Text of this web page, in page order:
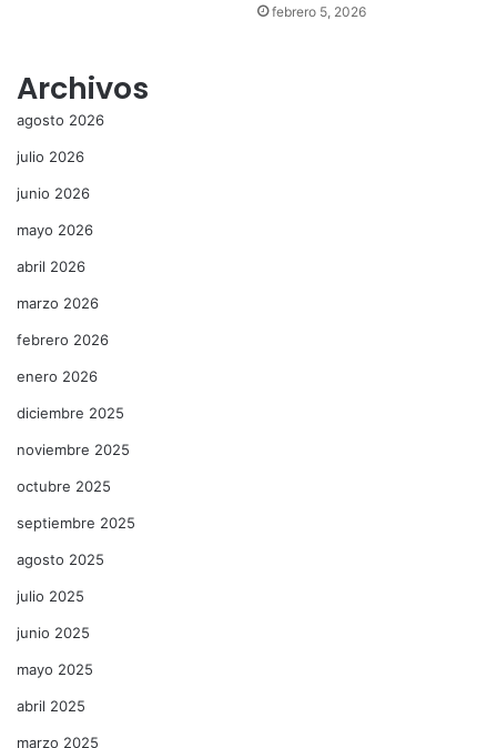
febrero 5, 2026
Archivos
agosto 2026
julio 2026
junio 2026
mayo 2026
abril 2026
marzo 2026
febrero 2026
enero 2026
diciembre 2025
noviembre 2025
octubre 2025
septiembre 2025
agosto 2025
julio 2025
junio 2025
mayo 2025
abril 2025
marzo 2025